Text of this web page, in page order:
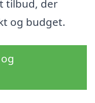
tilbud, der
og budget.